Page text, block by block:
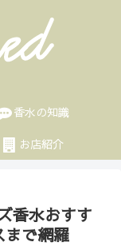
香水の知識
お店紹介
香水おすす
まで網羅